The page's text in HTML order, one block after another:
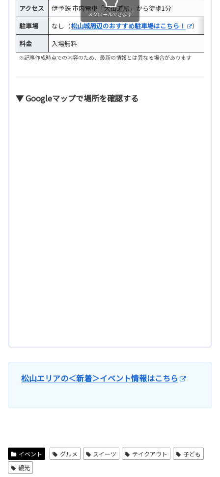
アクセス
伊予鉄 市内電車「大街道駅」から徒歩1分
駐車場
なし（松山城周辺のおすすめ駐車場はこちら！
）
料金
入場無料
スクロールできます
※記事作成時点での内容のため、最新の情報とは異なる場合があります
▼ Googleマップで場所を確認する
松山エリアの＜新着＞イベント情報はこちら
イベント グルメ スイーツ テイクアウト
子ども
観光